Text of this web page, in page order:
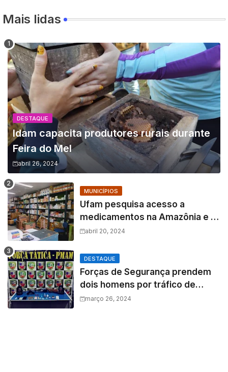
Mais lidas
DESTAQUE
Idam capacita produtores rurais durante
Feira do Mel
abril 26, 2024
MUNICÍPIOS
Ufam pesquisa acesso a
medicamentos na Amazônia e o
fator amazônico sobre a
abril 20, 2024
DESTAQUE
Forças de Segurança prendem
dois homens por tráfico de
drogas e porte ilegal de arma de
março 26, 2024